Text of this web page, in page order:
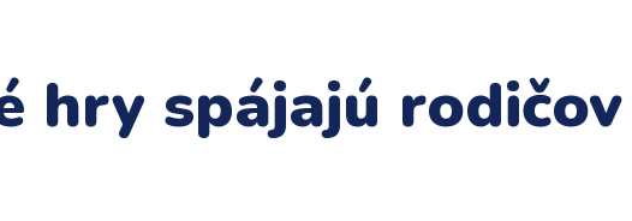
hry spájajú